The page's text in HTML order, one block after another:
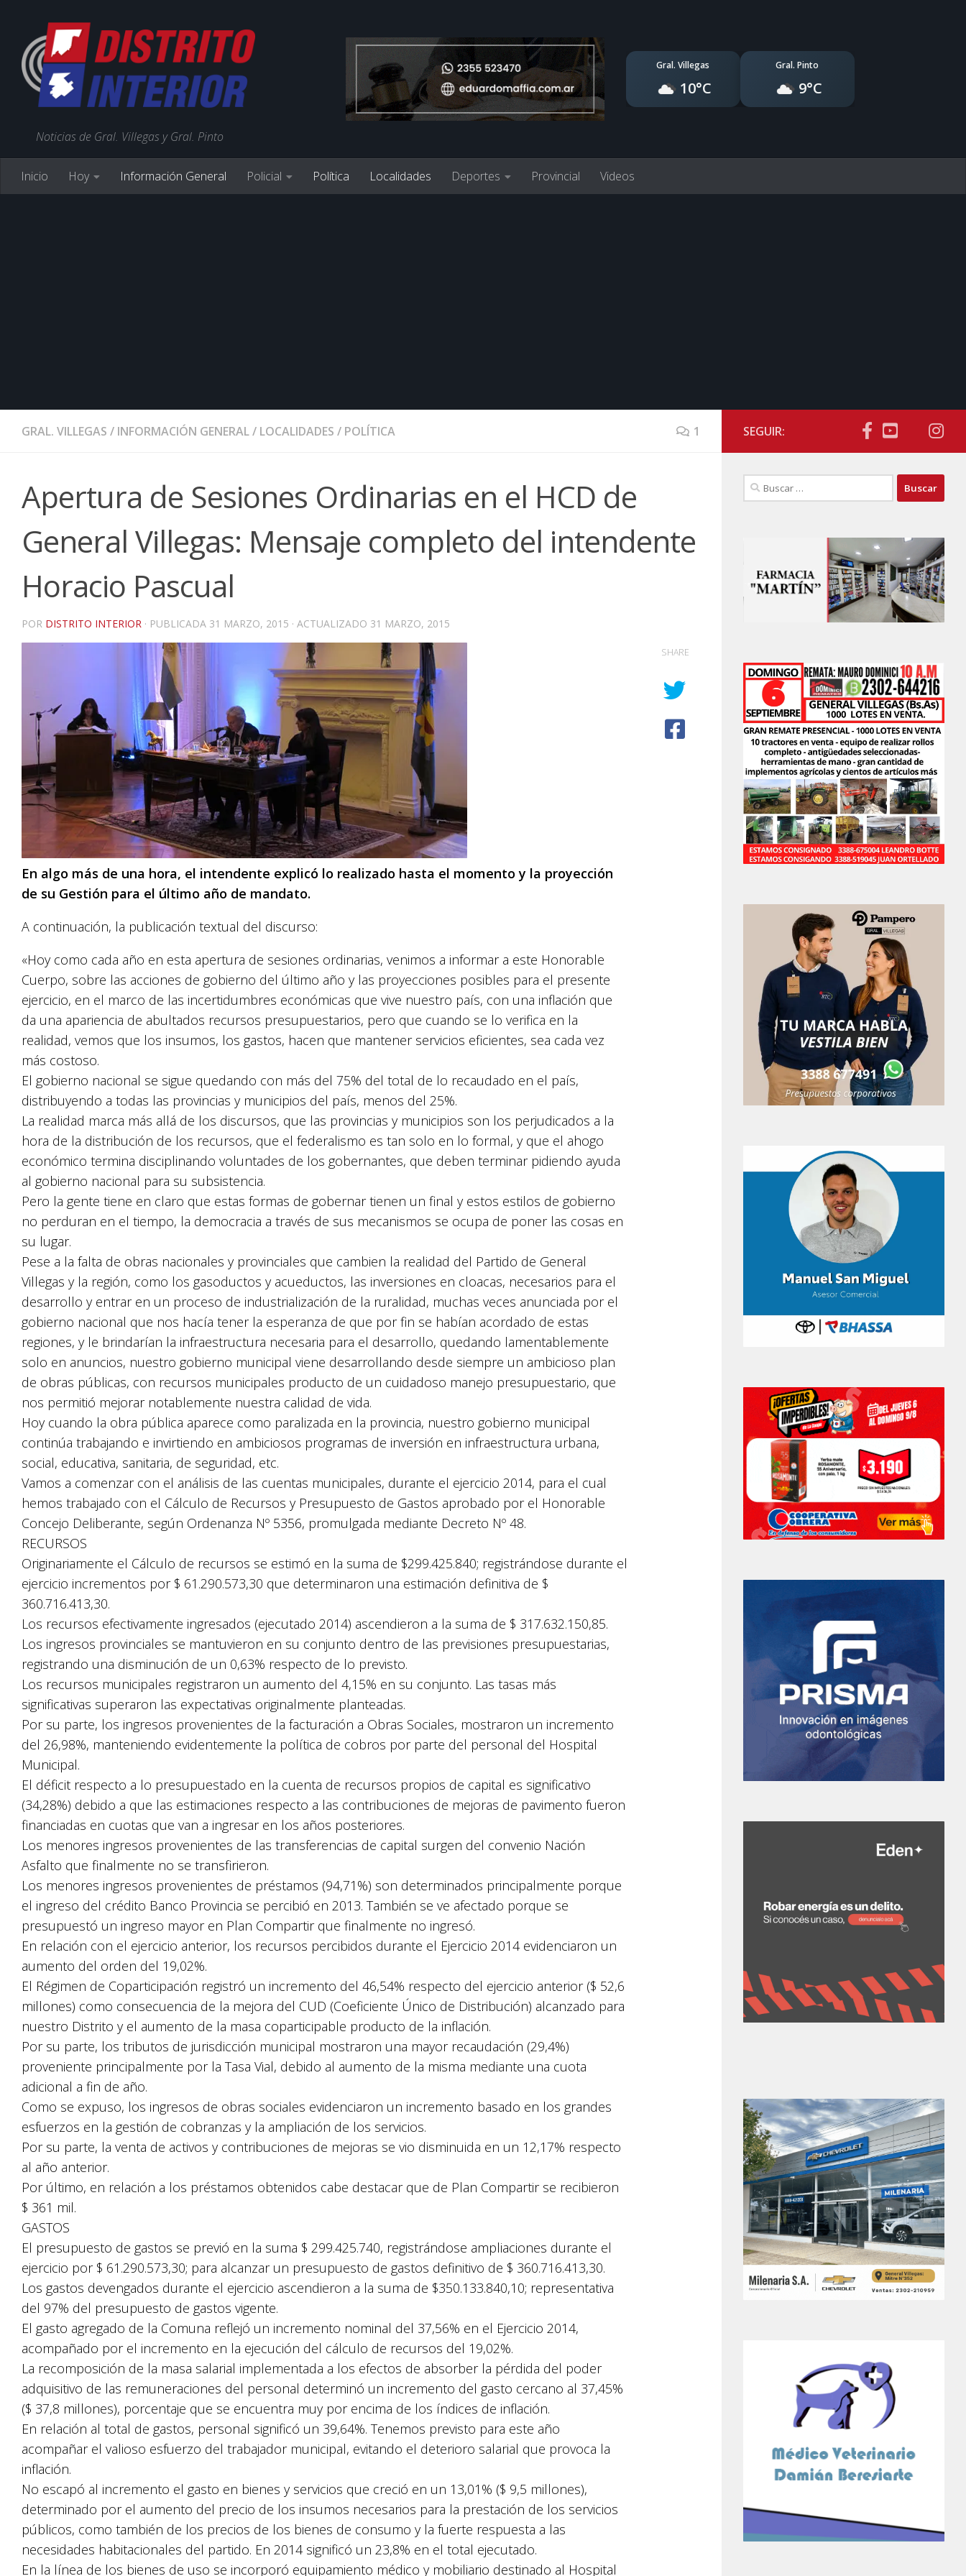
Noticias de Gral. Villegas y Gral. Pinto
Gral. Villegas
10°C
Gral. Pinto
9°C
Inicio Hoy Información General Policial Política Localidades Deportes Provincial Videos
GRAL. VILLEGAS / INFORMACIÓN GENERAL/ LOCALIDADES / POLÍTICA 1
Apertura de Sesiones Ordinarias en el HCD de
General Villegas: Mensaje completo del intendente
Horacio Pascual
POR DISTRITO INTERIOR · PUBLICADA 31 MARZO, 2015 · ACTUALIZADO 31 MARZO, 2015
En algo más de una hora, el intendente explicó lo realizado hasta el momento y la proyección
de su Gestión para el último año de mandato.
A continuación, la publicación textual del discurso:
«Hoy como cada año en esta apertura de sesiones ordinarias, venimos a informar a este Honorable
Cuerpo, sobre las acciones de gobierno del último año y las proyecciones posibles para el presente
ejercicio, en el marco de las incertidumbres económicas que vive nuestro país, con una inflación que
da una apariencia de abultados recursos presupuestarios, pero que cuando se lo verifica en la
realidad, vemos que los insumos, los gastos, hacen que mantener servicios eficientes, sea cada vez
más costoso.
El gobierno nacional se sigue quedando con más del 75% del total de lo recaudado en el país,
distribuyendo a todas las provincias y municipios del país, menos del 25%.
La realidad marca más allá de los discursos, que las provincias y municipios son los perjudicados a la
hora de la distribución de los recursos, que el federalismo es tan solo en lo formal, y que el ahogo
económico termina disciplinando voluntades de los gobernantes, que deben terminar pidiendo ayuda
al gobierno nacional para su subsistencia.
Pero la gente tiene en claro que estas formas de gobernar tienen un final y estos estilos de gobierno
no perduran en el tiempo, la democracia a través de sus mecanismos se ocupa de poner las cosas en
su lugar.
Pese a la falta de obras nacionales y provinciales que cambien la realidad del Partido de General
Villegas y la región, como los gasoductos y acueductos, las inversiones en cloacas, necesarios para el
desarrollo y entrar en un proceso de industrialización de la ruralidad, muchas veces anunciada por el
gobierno nacional que nos hacía tener la esperanza de que por fin se habían acordado de estas
regiones, y le brindarían la infraestructura necesaria para el desarrollo, quedando lamentablemente
solo en anuncios, nuestro gobierno municipal viene desarrollando desde siempre un ambicioso plan
de obras públicas, con recursos municipales producto de un cuidadoso manejo presupuestario, que
nos permitió mejorar notablemente nuestra calidad de vida.
Hoy cuando la obra pública aparece como paralizada en la provincia, nuestro gobierno municipal
continúa trabajando e invirtiendo en ambiciosos programas de inversión en infraestructura urbana,
social, educativa, sanitaria, de seguridad, etc.
Vamos a comenzar con el análisis de las cuentas municipales, durante el ejercicio 2014, para el cual
hemos trabajado con el Cálculo de Recursos y Presupuesto de Gastos aprobado por el Honorable
Concejo Deliberante, según Ordenanza Nº 5356, promulgada mediante Decreto Nº 48.
RECURSOS
Originariamente el Cálculo de recursos se estimó en la suma de $299.425.840; registrándose durante el
ejercicio incrementos por $ 61.290.573,30 que determinaron una estimación definitiva de $
360.716.413,30.
Los recursos efectivamente ingresados (ejecutado 2014) ascendieron a la suma de $ 317.632.150,85.
Los ingresos provinciales se mantuvieron en su conjunto dentro de las previsiones presupuestarias,
registrando una disminución de un 0,63% respecto de lo previsto.
Los recursos municipales registraron un aumento del 4,15% en su conjunto. Las tasas más
significativas superaron las expectativas originalmente planteadas.
Por su parte, los ingresos provenientes de la facturación a Obras Sociales, mostraron un incremento
del 26,98%, manteniendo evidentemente la política de cobros por parte del personal del Hospital
Municipal.
El déficit respecto a lo presupuestado en la cuenta de recursos propios de capital es significativo
(34,28%) debido a que las estimaciones respecto a las contribuciones de mejoras de pavimento fueron
financiadas en cuotas que van a ingresar en los años posteriores.
Los menores ingresos provenientes de las transferencias de capital surgen del convenio Nación
Asfalto que finalmente no se transfirieron.
Los menores ingresos provenientes de préstamos (94,71%) son determinados principalmente porque
el ingreso del crédito Banco Provincia se percibió en 2013. También se ve afectado porque se
presupuestó un ingreso mayor en Plan Compartir que finalmente no ingresó.
En relación con el ejercicio anterior, los recursos percibidos durante el Ejercicio 2014 evidenciaron un
aumento del orden del 19,02%.
El Régimen de Coparticipación registró un incremento del 46,54% respecto del ejercicio anterior ($ 52,6
millones) como consecuencia de la mejora del CUD (Coeficiente Único de Distribución) alcanzado para
nuestro Distrito y el aumento de la masa coparticipable producto de la inflación.
Por su parte, los tributos de jurisdicción municipal mostraron una mayor recaudación (29,4%)
proveniente principalmente por la Tasa Vial, debido al aumento de la misma mediante una cuota
adicional a fin de año.
Como se expuso, los ingresos de obras sociales evidenciaron un incremento basado en los grandes
esfuerzos en la gestión de cobranzas y la ampliación de los servicios.
Por su parte, la venta de activos y contribuciones de mejoras se vio disminuida en un 12,17% respecto
al año anterior.
Por último, en relación a los préstamos obtenidos cabe destacar que de Plan Compartir se recibieron
$ 361 mil.
GASTOS
El presupuesto de gastos se previó en la suma $ 299.425.740, registrándose ampliaciones durante el
ejercicio por $ 61.290.573,30; para alcanzar un presupuesto de gastos definitivo de $ 360.716.413,30.
Los gastos devengados durante el ejercicio ascendieron a la suma de $350.133.840,10; representativa
del 97% del presupuesto de gastos vigente.
El gasto agregado de la Comuna reflejó un incremento nominal del 37,56% en el Ejercicio 2014,
acompañado por el incremento en la ejecución del cálculo de recursos del 19,02%.
La recomposición de la masa salarial implementada a los efectos de absorber la pérdida del poder
adquisitivo de las remuneraciones del personal determinó un incremento del gasto cercano al 37,45%
($ 37,8 millones), porcentaje que se encuentra muy por encima de los índices de inflación.
En relación al total de gastos, personal significó un 39,64%. Tenemos previsto para este año
acompañar el valioso esfuerzo del trabajador municipal, evitando el deterioro salarial que provoca la
inflación.
No escapó al incremento el gasto en bienes y servicios que creció en un 13,01% ($ 9,5 millones),
determinado por el aumento del precio de los insumos necesarios para la prestación de los servicios
públicos, como también de los precios de los bienes de consumo y la fuerte respuesta a las
necesidades habitacionales del partido. En 2014 significó un 23,8% en el total ejecutado.
En la línea de los bienes de uso se incorporó equipamiento médico y mobiliario destinado al Hospital
SHARE
SEGUIR:
Buscar: